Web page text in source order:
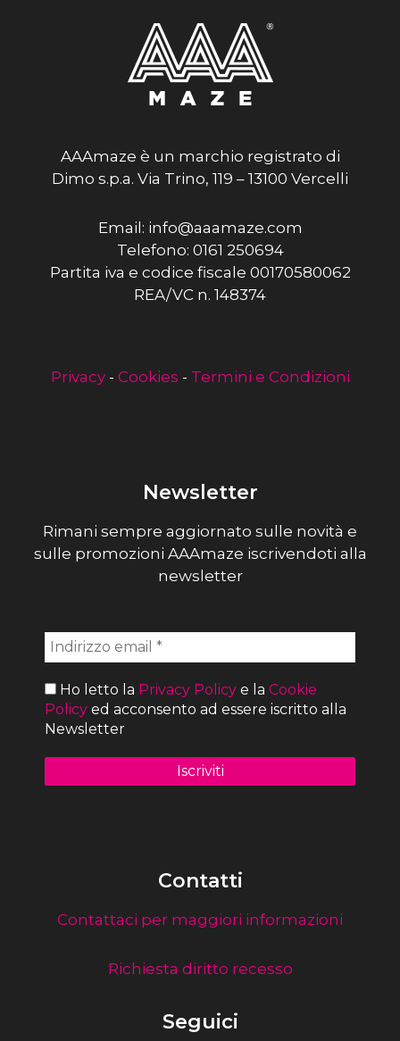
AAAmaze è un marchio registrato di
Dimo s.p.a. Via Trino, 119 – 13100 Vercelli
Email: info@aaamaze.com
Telefono: 0161 250694
Partita iva e codice fiscale 00170580062
REA/VC n. 148374
Privacy- Cookies - Termini e Condizioni
Newsletter
Rimani sempre aggiornato sulle novità e
sulle promozioni AAAmaze iscrivendoti alla
newsletter
Ho letto la Privacy Policy e la Cookie
Policy ed acconsento ad essere iscritto alla
Newsletter
Contatti
Contattaci per maggiori informazioni
Richiesta diritto recesso
Seguici